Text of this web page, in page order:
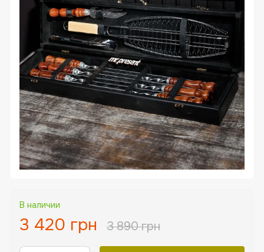
В наличии
3 420 грн 3 890 грн